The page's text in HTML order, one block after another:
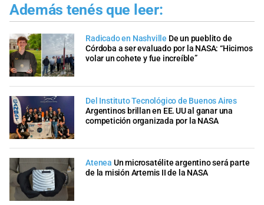
Además tenés que leer:
Radicado en Nashville De un pueblito de
Córdoba a ser evaluado por la NASA: “Hicimos
volar un cohete y fue increíble”
Del Instituto Tecnológico de Buenos Aires
Argentinos brillan en EE. UU al ganar una
competición organizada por la NASA
Atenea Un microsatélite argentino será parte
de la misión Artemis II de la NASA